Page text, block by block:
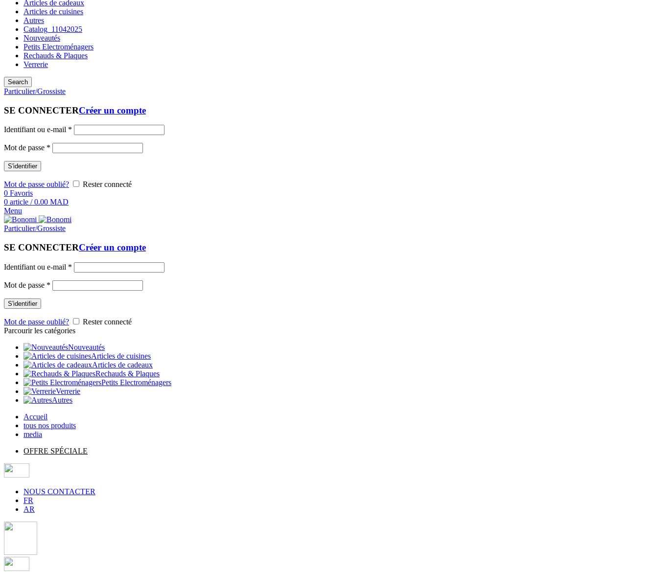
Articles de cadeaux
Articles de cuisines
Autres
Catalog_11042025
Nouveautés
Petits Electroménagers
Rechauds & Plaques
Verrerie
Search
Particulier/Grossiste
SE CONNECTERCréer un compte
Identifiant ou e-mail *
Mot de passe *
S'identifier
Mot de passe oublié?
Rester connecté
0 Favoris
0 article / 0.00 MAD
Menu
Particulier/Grossiste
SE CONNECTERCréer un compte
Identifiant ou e-mail *
Mot de passe *
S'identifier
Mot de passe oublié?
Rester connecté
Parcourir les catégories
Nouveautés
Articles de cuisines
Articles de cadeaux
Rechauds & Plaques
Petits Electroménagers
Verrerie
Autres
Accueil
tous nos produits
media
OFFRE SPÉCIALE
NOUS CONTACTER
FR
AR